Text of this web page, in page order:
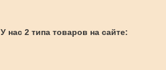
У нас 2 типа товаров на сайте: